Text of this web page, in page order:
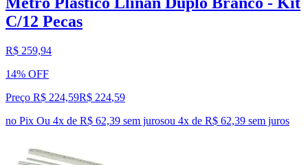
C/12 Pecas
R$ 259,94
14% OFF
Preço R$ 224,59R$ 224,59
no Pix Ou 4x de R$ 62,39 sem jurosou 4x de R$ 62,39 sem juros